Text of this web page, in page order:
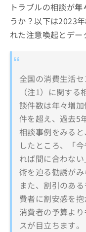
トラブルの相談が年
うか？以下は2023
れた注意喚起とデー
全国の消費生活
（注1）に関す
談件数は年々増
件を超え、過去5
相談事例をみる
したところ、「
れば間に合わな
術を迫る勧誘がみ
また、割引のあ
費者に割安感を
消費者の予算よ
スが目立ちます。